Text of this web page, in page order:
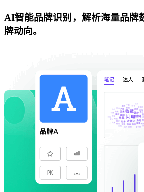
AI智能品牌识别，解析海量品牌
牌动向。